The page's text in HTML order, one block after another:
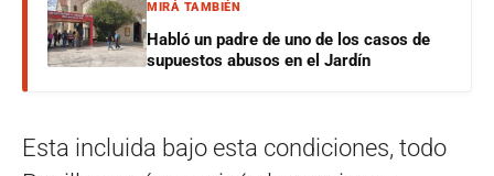
MIRÁ TAMBIÉN
Habló un padre de uno de los casos de
supuestos abusos en el Jardín
Esta incluida bajo esta condiciones, todo